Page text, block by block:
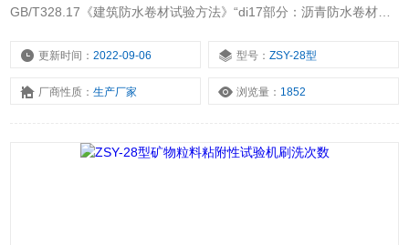
GB/T328.17《建筑防水卷材试验方法》“di17部分：沥青防水卷材矿
矿物卷材试件刷洗至标准要求，以备矿物料粘附性的测定。
更新时间：2022-09-06 型号：ZSY-28型
厂商性质：生产厂家 浏览量： 1852